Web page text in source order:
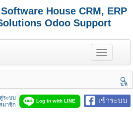
House CRM, ERP
Odoo Support
T
o
g
e
n
a
นห
า
เข้าระบบ
Log in with LINE
ระบบ
มาชิก